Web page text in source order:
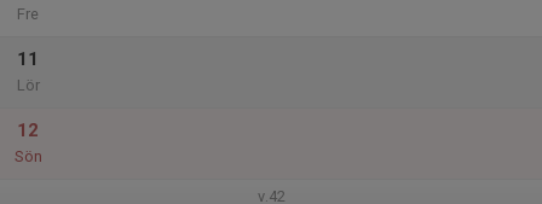
Fre
11
Lör
12
Sön
v.42